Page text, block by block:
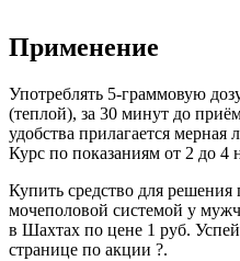
Применение
Употреблять 5-граммовую
(теплой), за 30 минут до
удобства прилагается мерная
Курс по показаниям от 2 до 4
Купить средство для
мочеполовой системой у
в Шахтах по цене 1 руб.
странице по акции ?.